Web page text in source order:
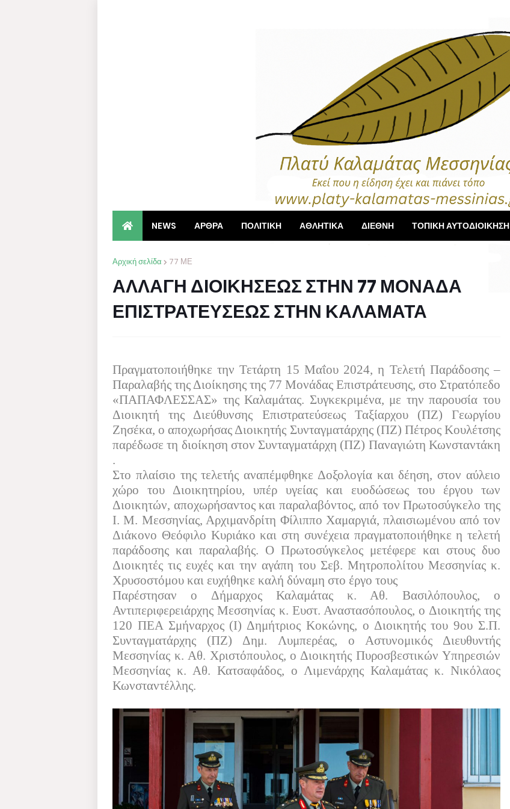
NEWS ΑΡΘΡΑ ΠΟΛΙΤΙΚΗ ΑΘΛΗΤΙΚΑ ΔΙΕΘΝΗ ΤΟΠΙΚΗ ΑΥΤΟΔΙΟΙΚΗΣΗ
Αρχική σελίδα 77 ΜΕ
ΑΛΛΑΓΗ ΔΙΟΙΚΗΣΕΩΣ ΣΤΗΝ 77 ΜΟΝΑΔΑ
ΕΠΙΣΤΡΑΤΕΥΣΕΩΣ ΣΤΗΝ ΚΑΛΑΜΑΤΑ
Πραγματοποιήθηκε την Τετάρτη 15 Μαΐου 2024, η Τελετή Παράδοσης –
Παραλαβής της Διοίκησης της 77 Μονάδας Επιστράτευσης, στο Στρατόπεδο
«ΠΑΠΑΦΛΕΣΣΑΣ» της Καλαμάτας. Συγκεκριμένα, με την παρουσία του
Διοικητή της Διεύθυνσης Επιστρατεύσεως Ταξίαρχου (ΠΖ) Γεωργίου
Ζησέκα, ο αποχωρήσας Διοικητής Συνταγματάρχης (ΠΖ) Πέτρος Κουλέτσης
παρέδωσε τη διοίκηση στον Συνταγματάρχη (ΠΖ) Παναγιώτη Κωνσταντάκη
.
Στο πλαίσιο της τελετής αναπέμφθηκε Δοξολογία και δέηση, στον αύλειο
χώρο του Διοικητηρίου, υπέρ υγείας και ευοδώσεως του έργου των
Διοικητών, αποχωρήσαντος και παραλαβόντος, από τον Πρωτοσύγκελο της
Ι. Μ. Μεσσηνίας, Αρχιμανδρίτη Φίλιππο Χαμαργιά, πλαισιωμένου από τον
Διάκονο Θεόφιλο Κυριάκο και στη συνέχεια πραγματοποιήθηκε η τελετή
παράδοσης και παραλαβής. Ο Πρωτοσύγκελος μετέφερε και στους δυο
Διοικητές τις ευχές και την αγάπη του Σεβ. Μητροπολίτου Μεσσηνίας κ.
Χρυσοστόμου και ευχήθηκε καλή δύναμη στο έργο τους
Παρέστησαν ο Δήμαρχος Καλαμάτας κ. Αθ. Βασιλόπουλος, ο
Αντιπεριφερειάρχης Μεσσηνίας κ. Ευστ. Αναστασόπουλος, ο Διοικητής της
120 ΠΕΑ Σμήναρχος (Ι) Δημήτριος Κοκώνης, ο Διοικητής του 9ου Σ.Π.
Συνταγματάρχης (ΠΖ) Δημ. Λυμπερέας, ο Αστυνομικός Διευθυντής
Μεσσηνίας κ. Αθ. Χριστόπουλος, ο Διοικητής Πυροσβεστικών Υπηρεσιών
Μεσσηνίας κ. Αθ. Κατσαφάδος, ο Λιμενάρχης Καλαμάτας κ. Νικόλαος
Κωνσταντέλλης.